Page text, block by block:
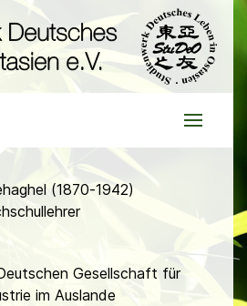
(1870-1942)
Gesellschaft für
im Auslande